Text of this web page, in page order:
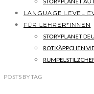
LANGUAGE LEVEL
FÜR LEHRER*INNEN
STORYPLANET
ROTKÄPPCHEN
POSTS BYTAG